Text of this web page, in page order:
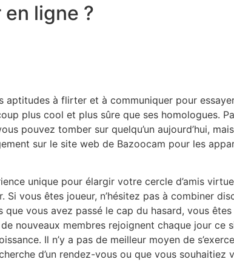
ligne ?
aptitudes à flirter et à communiquer pour
plus cool et plus sûre que ses homologues.
pouvez tomber sur quelqu’un aujourd’hui,
sur le site web de Bazoocam pour les
unique pour élargir votre cercle d’amis
Si vous êtes joueur, n’hésitez pas à combiner
que vous avez passé le cap du hasard, vous
de nouveaux membres rejoignent chaque jour
Il n’y a pas de meilleur moyen de
d’un rendez-vous ou que vous